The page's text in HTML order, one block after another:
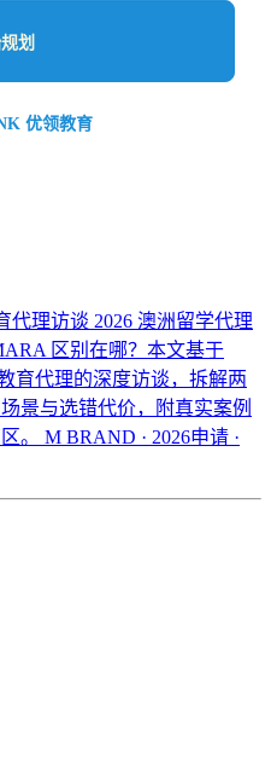
划
优领教育
代理访谈 2026 澳洲留学代理
区别在哪？本文基于
育代理的深度访谈，拆解两
景与选错代价，附真实案例
。 M BRAND · 2026申请 ·